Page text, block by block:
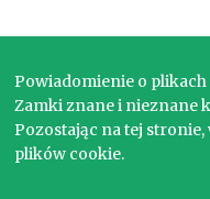
Powiadomienie o plikach
Zamki znane i nieznane
Pozostając na tej
plików cookie.